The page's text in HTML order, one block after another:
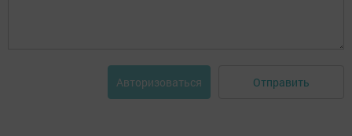
Авторизоваться Отправить